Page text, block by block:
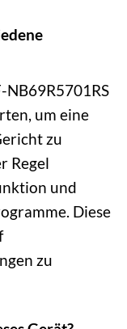
NB69R5701RS
um eine
zu
Regel
und
Diese
zu